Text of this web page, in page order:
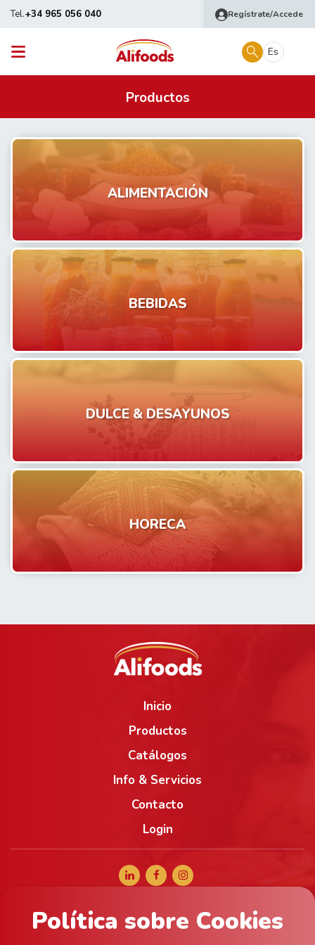
Política sobre Cookies
Tel.+34 965 056 040 Regístrate/Accede
Es
Productos
ALIMENTACIÓN
BEBIDAS
DULCE & DESAYUNOS
HORECA
Inicio
Productos
Catálogos
Info & Servicios
Contacto
Login
+34 965 056 040